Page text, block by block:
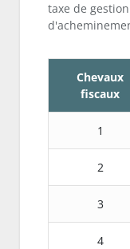
taxe de
Chevaux
fiscaux
1
2
3
4